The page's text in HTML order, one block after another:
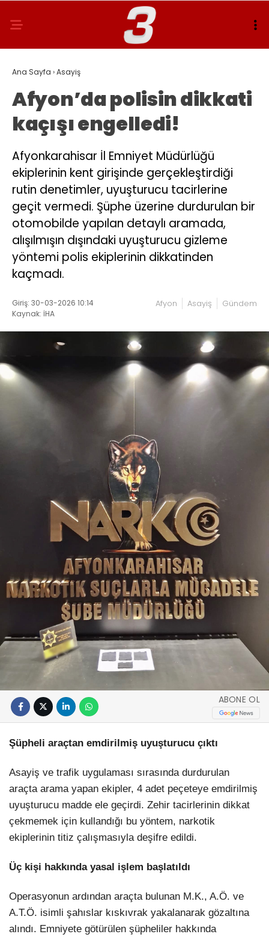
Ana Sayfa ›Asayiş
Afyon’da polisin dikkati
kaçışı engelledi!
Afyonkarahisar İl Emniyet Müdürlüğü
ekiplerinin kent girişinde gerçekleştirdiği
rutin denetimler, uyuşturucu tacirlerine
geçit vermedi. Şüphe üzerine durdurulan bir
otomobilde yapılan detaylı aramada,
alışılmışın dışındaki uyuşturucu gizleme
yöntemi polis ekiplerinin dikkatinden
kaçmadı.
Giriş: 30-03-2026 10:14
Kaynak: İHA
Afyon Asayiş Gündem
ABONE OL
Şüpheli araçtan emdirilmiş uyuşturucu çıktı
Asayiş ve trafik uygulaması sırasında durdurulan
araçta arama yapan ekipler, 4 adet peçeteye emdirilmiş
uyuşturucu madde ele geçirdi. Zehir tacirlerinin dikkat
çekmemek için kullandığı bu yöntem, narkotik
ekiplerinin titiz çalışmasıyla deşifre edildi.
Üç kişi hakkında yasal işlem başlatıldı
Operasyonun ardından araçta bulunan M.K., A.Ö. ve
A.T.Ö. isimli şahıslar kıskıvrak yakalanarak gözaltına
alındı. Emniyete götürülen şüpheliler hakkında